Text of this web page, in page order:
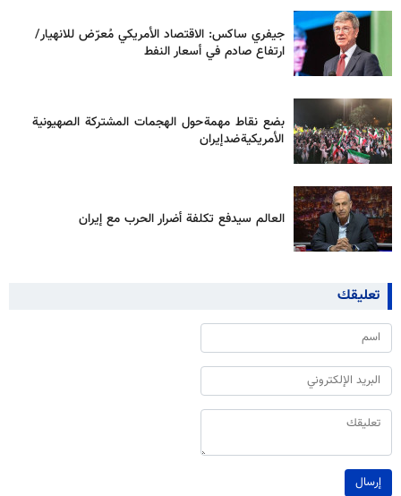
جيفري ساكس: الاقتصاد الأمريكي مُعرّض للانهيار/
ارتفاع صادم في أسعار النفط
بضع نقاط مهمة حول الهجمات المشتركة الصهيونية
الأمريكية ضد إيران
العالم سيدفع تكلفة أضرار الحرب مع إيران
تعليقك
إرسال